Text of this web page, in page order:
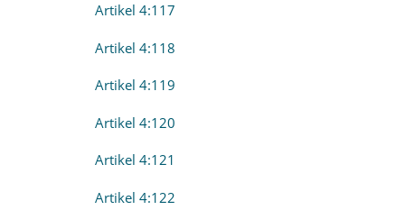
Artikel 4:117
Artikel 4:118
Artikel 4:119
Artikel 4:120
Artikel 4:121
Artikel 4:122